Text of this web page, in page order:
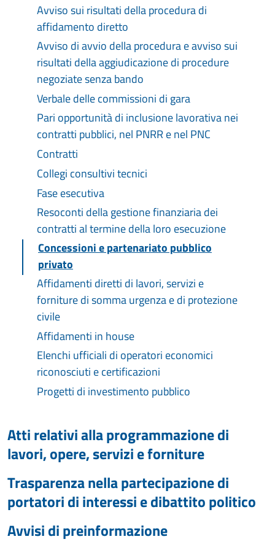
Avviso sui risultati della procedura di
affidamento diretto
Avviso di avvio della procedura e avviso sui
risultati della aggiudicazione di procedure
negoziate senza bando
Verbale delle commissioni di gara
Pari opportunità di inclusione lavorativa nei
contratti pubblici, nel PNRR e nel PNC
Contratti
Collegi consultivi tecnici
Fase esecutiva
Resoconti della gestione finanziaria dei
contratti al termine della loro esecuzione
Concessioni e partenariato pubblico
privato
Affidamenti diretti di lavori, servizi e
forniture di somma urgenza e di protezione
civile
Affidamenti in house
Elenchi ufficiali di operatori economici
riconosciuti e certificazioni
Progetti di investimento pubblico
Atti relativi alla programmazione di
lavori, opere, servizi e forniture
Trasparenza nella partecipazione di
portatori di interessi e dibattito politico
Avvisi di preinformazione